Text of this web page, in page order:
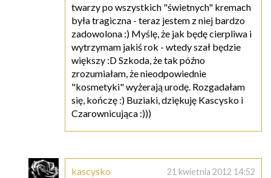
twarzy po wszystkich "świetnych" kremach
była tragiczna - teraz jestem z niej bardzo
zadowolona :) Myślę, że jak będę cierpliwa i
wytrzymam jakiś rok - wtedy szał będzie
większy :D Szkoda, że tak późno
zrozumiałam, że nieodpowiednie
"kosmetyki" wyżerają urodę. Rozgadałam
się, kończę :) Buziaki, dziękuję Kascysko i
Czarownicująca :)))
kascysko 21 kwietnia 2012 14:52